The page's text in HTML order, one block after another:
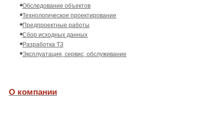
Обследование объектов
Технологическое проектирование
Предпроектные работы
Сбор исходных данных
Разработка ТЗ
Эксплуатация, сервис, обслуживание
О компании